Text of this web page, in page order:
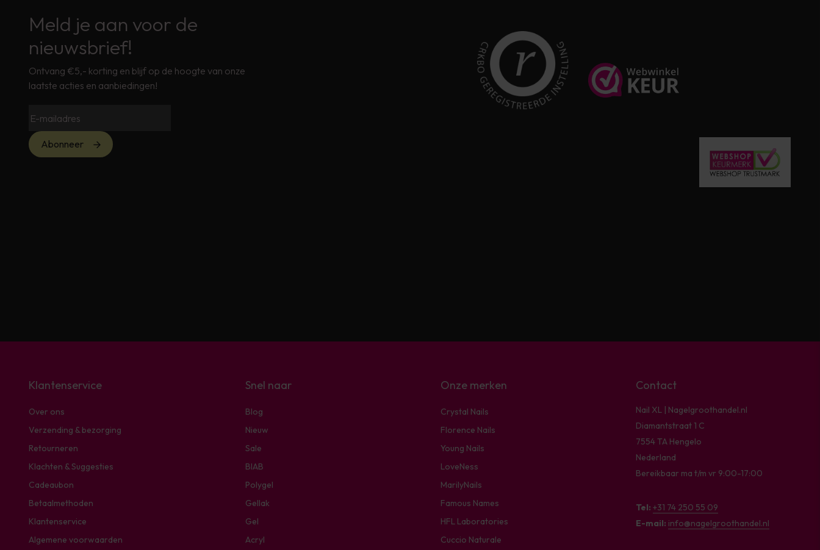
Meld je aan voor de
nieuwsbrief!
Ontvang €5,- korting en blijf op de hoogte van onze
laatste acties en aanbiedingen!
Abonneer
Klantenservice
Over ons
Verzending & bezorging
Retourneren
Klachten & Suggesties
Cadeaubon
Betaalmethoden
Klantenservice
Algemene voorwaarden
Snel naar
Blog
Nieuw
Sale
BIAB
Polygel
Gellak
Gel
Acryl
Onze merken
Crystal Nails
Florence Nails
Young Nails
LoveNess
MarilyNails
Famous Names
HFL Laboratories
Cuccio Naturale
Contact
Nail XL | Nagelgroothandel.nl
Diamantstraat 1 C
7554 TA Hengelo
Nederland
Bereikbaar ma t/m vr 9:00-17:00
Tel: +31 74 250 55 09
E-mail: info@nagelgroothandel.nl